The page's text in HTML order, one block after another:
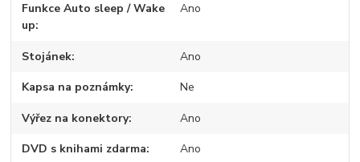
Funkce Auto sleep / Wake
up
Ano
Stojánek Ano
Kapsa na poznámky Ne
Výřez na konektory Ano
DVD s knihami zdarma Ano